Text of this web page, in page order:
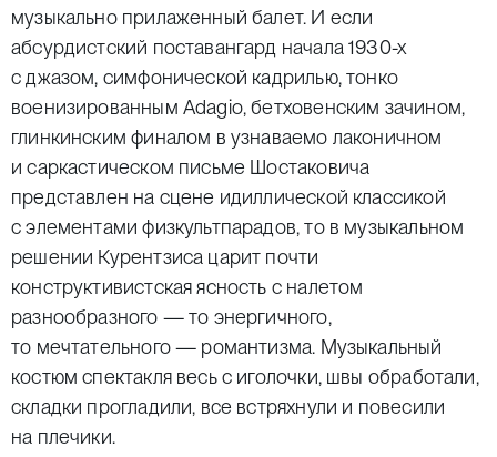
музыкально прилаженный балет. И если
абсурдистский поставангард начала 1930-х
с джазом, симфонической кадрилью, тонко
военизированным Adagio, бетховенским зачином,
глинкинским финалом в узнаваемо лаконичном
и саркастическом письме Шостаковича
представлен на сцене идиллической классикой
с элементами физкультпарадов, то в музыкальном
решении Курентзиса царит почти
конструктивистская ясность с налетом
разнообразного — то энергичного,
то мечтательного — романтизма. Музыкальный
костюм спектакля весь с иголочки, швы обработали,
складки прогладили, все встряхнули и повесили
на плечики.